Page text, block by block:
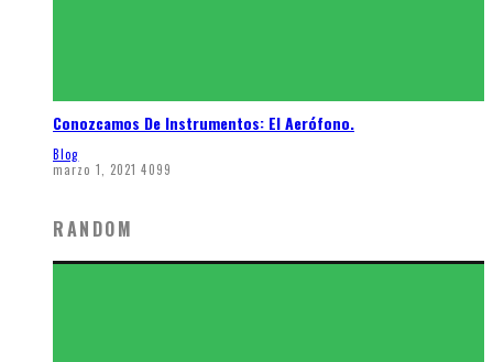
Conozcamos De Instrumentos: El Aerófono.
Blog
marzo 1, 2021 4099
RANDOM